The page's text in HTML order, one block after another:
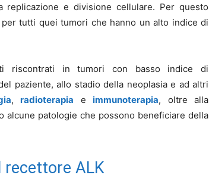
replicazione e divisione cellulare. Per questo
tutti quei tumori che hanno un alto indice di
riscontrati in tumori con basso indice di
paziente, allo stadio della neoplasia e ad altri
,radioterapia eimmunoterapia, oltre alla
alcune patologie che possono beneficiare della
recettore ALK